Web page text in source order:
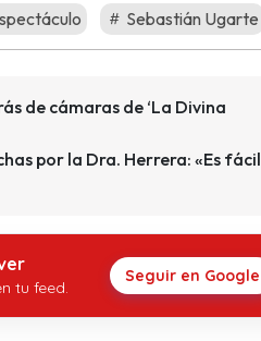
Sebastián Ugarte
de cámaras de ‘La Divina
por la Dra. Herrera: «Es fácil
tu feed.
Seguir en Google